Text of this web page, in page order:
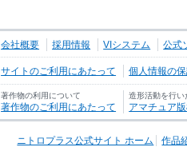
会社概要 採用情報 VIシステム 公式
サイトのご利用にあたって 個人情報の
著作物の利用について
著作物のご利用にあたって
造形活動を行い
アマチュア
ニトロプラス公式サイト ホーム 作品